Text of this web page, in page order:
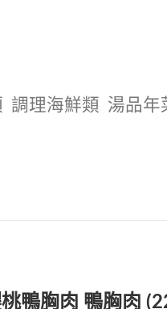
調理海鮮類 湯品年
鴨胸肉 鴨胸肉